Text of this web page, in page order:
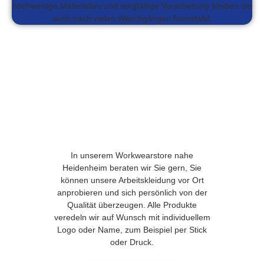
hochwertige Materialien und sorgfältige Verarbeitung bleiben sie
auch nach vielen Waschgängen formstabil.
In unserem Workwearstore nahe
Heidenheim beraten wir Sie gern, Sie
können unsere Arbeitskleidung vor Ort
anprobieren und sich persönlich von der
Qualität überzeugen. Alle Produkte
veredeln wir auf Wunsch mit individuellem
Logo oder Name, zum Beispiel per Stick
oder Druck.